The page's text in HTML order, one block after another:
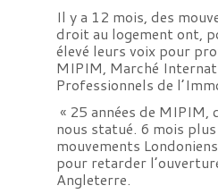
Il y a 12 mois, des
droit au logement ont,
élevé leurs voix pour
MIPIM, Marché
Professionnels de
« 25 années de MIPIM,
nous statué. 6 mois
mouvements
pour retarder
Angleterre.